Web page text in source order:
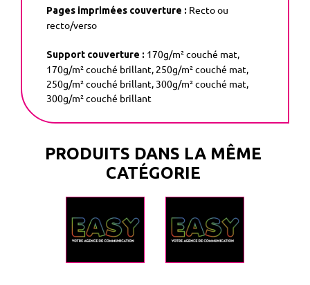
Pages imprimées couverture : Recto ou
recto/verso
Support couverture : 170g/m² couché mat,
170g/m² couché brillant, 250g/m² couché mat,
250g/m² couché brillant, 300g/m² couché mat,
300g/m² couché brillant
PRODUITS DANS LA MÊME
CATÉGORIE